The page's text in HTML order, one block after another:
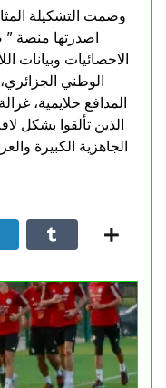
وضمت التشكيلة
اصدرتها منصة
الاحصائيات وبيانات
الوطني
المدافع حلايمية،
الذين تألقوا بشكل
الجاهزية الكبيرة